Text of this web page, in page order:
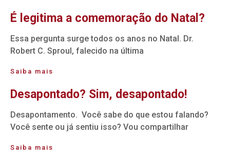
É legitima a comemoração do Natal?
Essa pergunta surge todos os anos no Natal. Dr.
Robert C. Sproul, falecido na última
Saiba mais
Desapontado? Sim, desapontado!
Desapontamento. Você sabe do que estou falando?
Você sente ou já sentiu isso? Vou compartilhar
Saiba mais